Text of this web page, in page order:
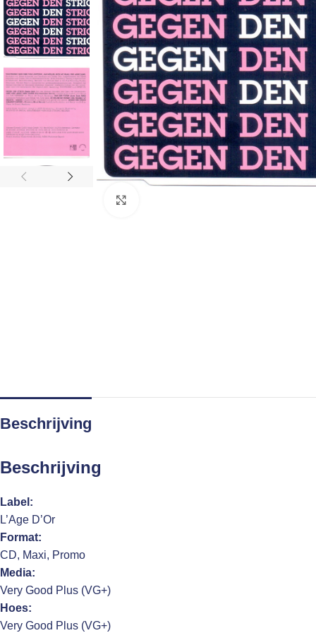
Beschrijving
Beschrijving
Label:
L’Age D’Or
Format:
CD, Maxi, Promo
Media:
Very Good Plus (VG+)
Hoes:
Very Good Plus (VG+)